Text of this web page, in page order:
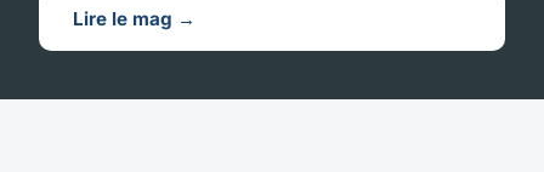
Lire le mag →